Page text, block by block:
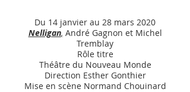
Du 14 janvier au 28 mars 2020
Nelligan, André Gagnon et Michel
Tremblay
Rôle titre
Théâtre du Nouveau Monde
Direction Esther Gonthier
Mise en scène Normand Chouinard